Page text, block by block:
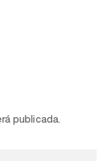
publicada.